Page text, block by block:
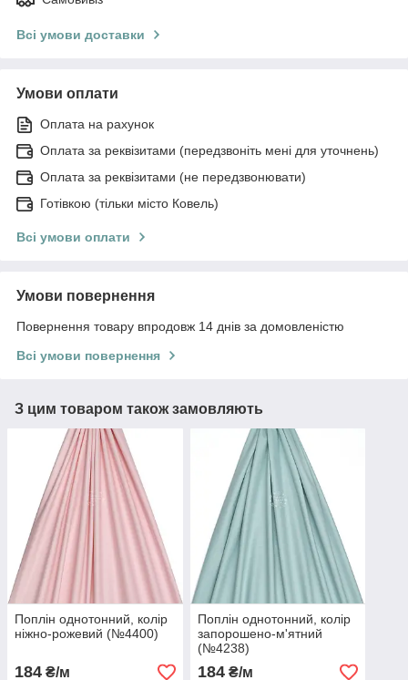
Всі умови доставки
Умови оплати
Оплата на рахунок
Оплата за реквізитами (передзвоніть мені для уточнень)
Оплата за реквізитами (не передзвонювати)
Готівкою (тільки місто Ковель)
Всі умови оплати
Умови повернення
Повернення товару впродовж 14 днів за домовленістю
Всі умови повернення
З цим товаром також замовляють
Поплін однотонний, колір
ніжно-рожевий (№4400)
184 ₴/м
Поплін однотонний, колір
запорошено-м'ятний
(№4238)
184₴/м